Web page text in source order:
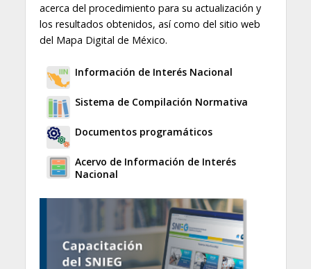
acerca del procedimiento para su actualización y
los resultados obtenidos, así como del sitio web
del Mapa Digital de México.
Información de Interés Nacional
Sistema de Compilación Normativa
Documentos programáticos
Acervo de Información de Interés
Nacional